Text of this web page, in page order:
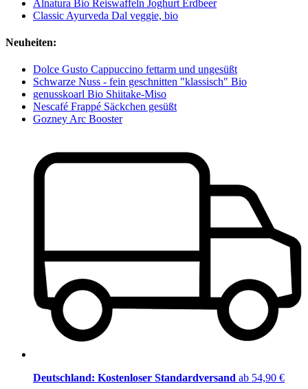
Alnatura Bio Reiswaffeln Joghurt Erdbeer
Classic Ayurveda Dal veggie, bio
Neuheiten:
Dolce Gusto Cappuccino fettarm und ungesüßt
Schwarze Nuss - fein geschnitten "klassisch" Bio
genusskoarl Bio Shiitake-Miso
Nescafé Frappé Säckchen gesüßt
Gozney Arc Booster
Deutschland: Kostenloser Standardversand ab 54,90 €